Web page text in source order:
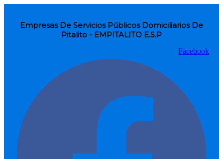
Empresas De Servicios Públicos Domiciliarios De
Pitalito - EMPITALITO E.S.P
Facebook